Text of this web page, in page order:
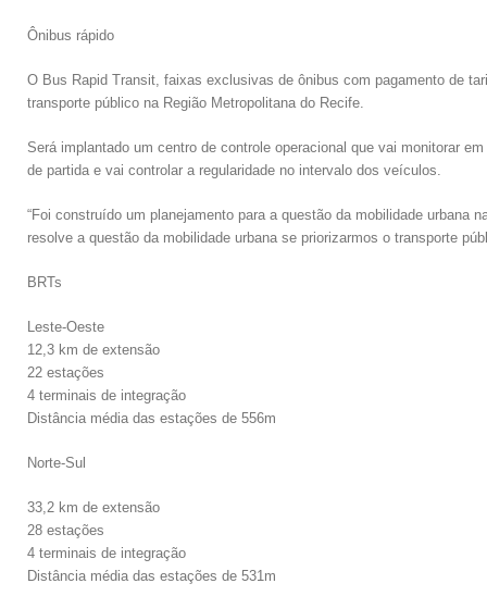
Ônibus rápido
O Bus Rapid Transit, faixas exclusivas de ônibus com pagamento de
transporte público na Região Metropolitana do Recife.
Será implantado um centro de controle operacional que vai monitorar
de partida e vai controlar a regularidade no intervalo dos veículos.
“Foi construído um planejamento para a questão da mobilidade
resolve a questão da mobilidade urbana se priorizarmos o transporte
BRTs
Leste-Oeste
12,3 km de extensão
22 estações
4 terminais de integração
Distância média das estações de 556m
Norte-Sul
33,2 km de extensão
28 estações
4 terminais de integração
Distância média das estações de 531m